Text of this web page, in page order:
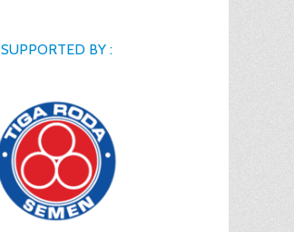
SUPPORTED BY :